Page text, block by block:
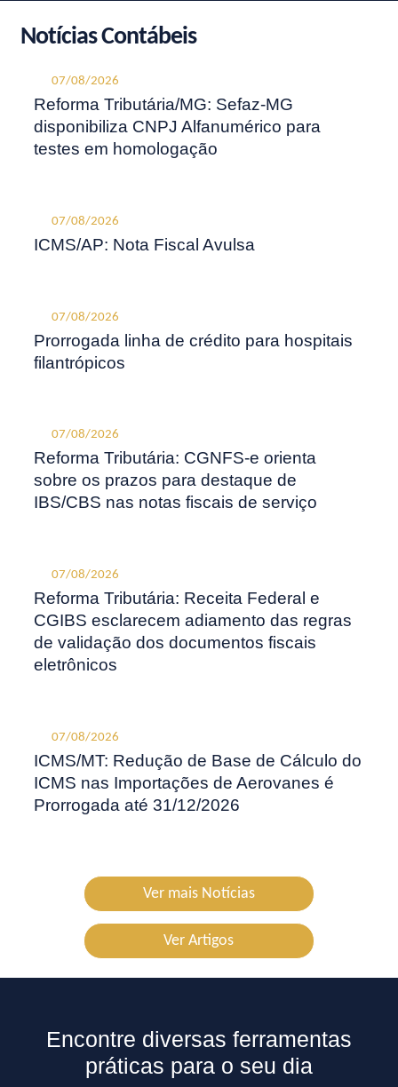
Notícias Contábeis
07/08/2026
Reforma Tributária/MG: Sefaz-MG
disponibiliza CNPJ Alfanumérico para
testes em homologação
07/08/2026
ICMS/AP: Nota Fiscal Avulsa
07/08/2026
Prorrogada linha de crédito para hospitais
filantrópicos
07/08/2026
Reforma Tributária: CGNFS-e orienta
sobre os prazos para destaque de
IBS/CBS nas notas fiscais de serviço
07/08/2026
Reforma Tributária: Receita Federal e
CGIBS esclarecem adiamento das regras
de validação dos documentos fiscais
eletrônicos
07/08/2026
ICMS/MT: Redução de Base de Cálculo do
ICMS nas Importações de Aerovanes é
Prorrogada até 31/12/2026
Ver mais Notícias
Ver Artigos
Encontre diversas ferramentas
práticas para o seu dia